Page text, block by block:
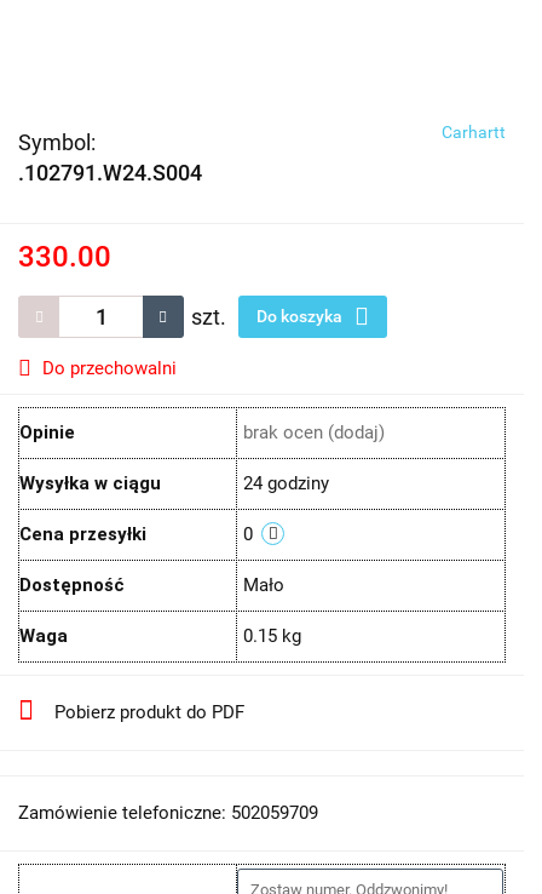
Symbol:
.102791.W24.S004
Carhartt
330.00
szt. Do koszyka
Do przechowalni
Opinie brak ocen (dodaj)
Wysyłka w ciągu 24 godziny
Cena przesyłki 0
Dostępność Mało
Waga 0.15 kg
Pobierz produkt do PDF
Zamówienie telefoniczne: 502059709